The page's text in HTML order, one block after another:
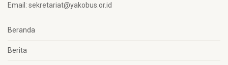
Email: sekretariat@yakobus.or.id
Beranda
Berita